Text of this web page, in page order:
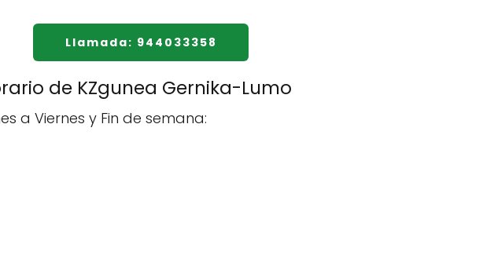
Llamada: 944033358
de KZgunea Gernika-Lumo
a Viernes y Fin de semana: